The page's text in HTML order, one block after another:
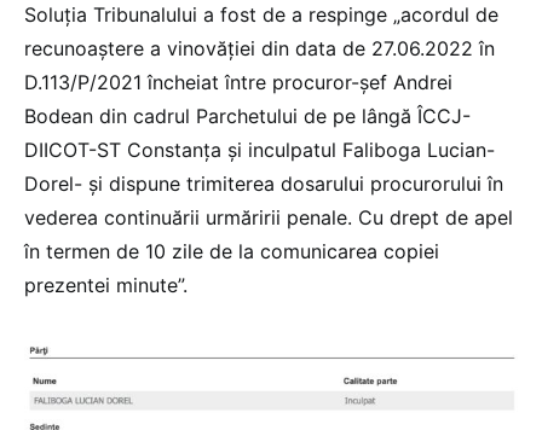
Soluția Tribunalului a fost de a respinge „acordul de
recunoaştere a vinovăţiei din data de 27.06.2022 în
D.113/P/2021 încheiat între procuror-şef Andrei
Bodean din cadrul Parchetului de pe lângă ÎCCJ-
DIICOT-ST Constanţa şi inculpatul Faliboga Lucian-
Dorel- şi dispune trimiterea dosarului procurorului în
vederea continuării urmăririi penale. Cu drept de apel
în termen de 10 zile de la comunicarea copiei
prezentei minute”.